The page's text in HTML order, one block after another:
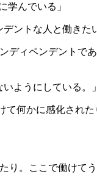
学んでいる」
ントな人と働きた
ディペンデントで
ようにしている。」
何かに感化され
り。ここで働けて